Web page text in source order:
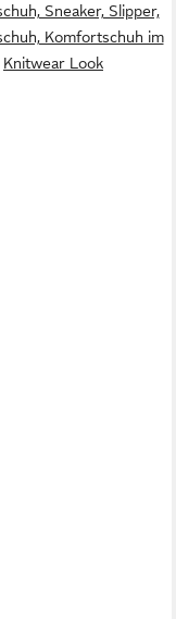
Sneaker, Slipper,
Komfortschuh im
Knitwear Look